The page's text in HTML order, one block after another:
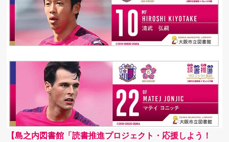
【島之内図書館「読書推進プロジェクト・応援しよう！